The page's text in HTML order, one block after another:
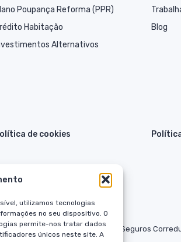
utilizamos tecnologias
no seu dispositivo. O
permite-nos tratar dados
únicos neste site. A
Poupança Reforma (PPR)
Habitação
Alternativos
Blog
de cookies
direitos reservados. SafeBrok Seguros